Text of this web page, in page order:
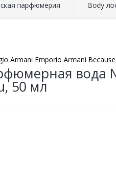
парфюмерия Body
Armani Emporio Armani
вода
50 мл